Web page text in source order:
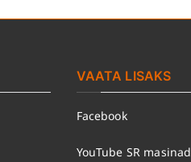
VAATA LISAKS
Facebook
YouTube SR masinad